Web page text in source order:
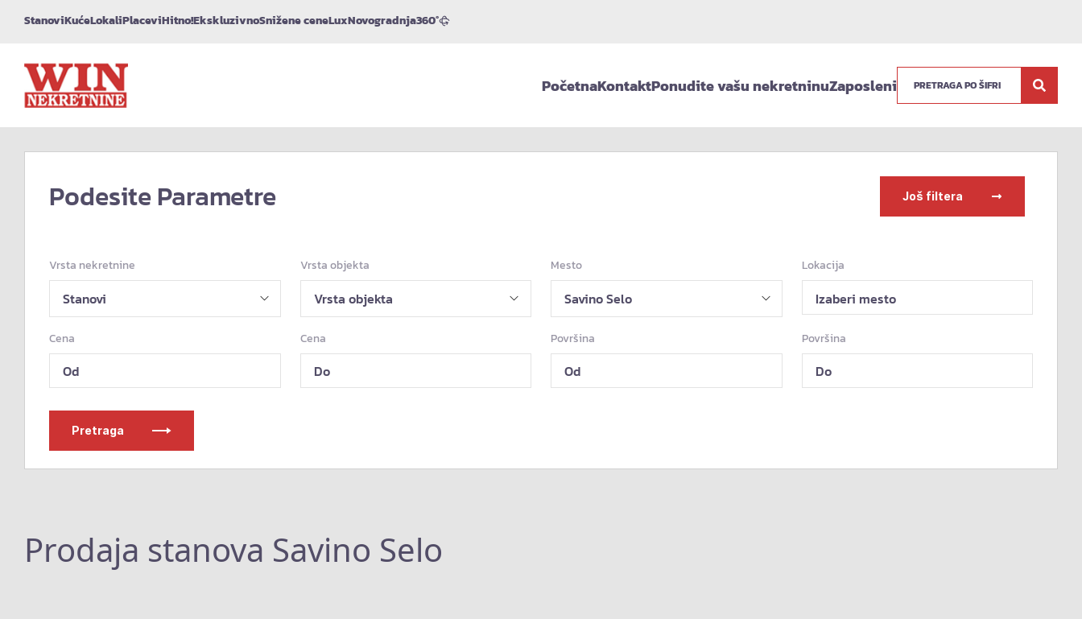
StanoviKućeLokaliPlaceviHitno!EkskluzivnoSnižene ceneLuxNovogradnja360°
PočetnaKontaktPonudite vašu nekretninuZaposleni
Podesite Parametre Još filtera
Vrsta nekretnine Vrsta objekta Mesto Lokacija
Izaberi mesto
Cena Cena Površina Površina
Pretraga
Prodaja stanova Savino Selo